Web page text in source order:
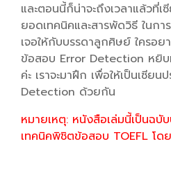
และตอนนี้ก็น่าจะถึงเวลาแล้วที่
ยอดเทคนิคและสารพัดวิธี ในก
เจอให้กับบรรดาลูกศิษย์ ใครอย
ข้อสอบ Error Detection หยิบ
ค่ะ เราจะมาฝึก เพื่อให้เป็นเซีย
Detection ด้วยกัน
หมายเหตุ: หนังสือเล่มนี้เป็นฉ
เทคนิคพิชิตข้อสอบ TOEFL โด